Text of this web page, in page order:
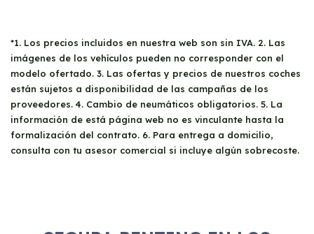
*1. Los precios incluidos en nuestra web son sin IVA. 2. Las
imágenes de los vehículos pueden no corresponder con el
modelo ofertado. 3. Las ofertas y precios de nuestros coches
están sujetos a disponibilidad de las campañas de los
proveedores. 4. Cambio de neumáticos obligatorios. 5. La
información de está página web no es vinculante hasta la
formalización del contrato. 6. Para entrega a domicilio,
consulta con tu asesor comercial si incluye algún sobrecoste.